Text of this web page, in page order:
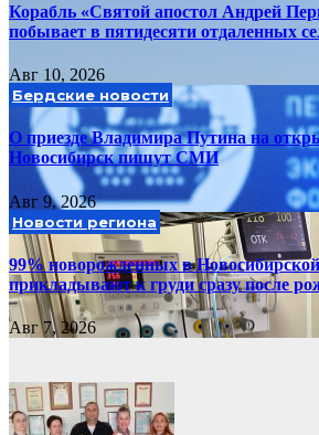
Корабль «Святой апостол Андрей
побывает в пятидесяти отдаленных
Авг 10, 2026
Бердские новости
О приезде Владимира Путина на
Новосибирск пишут СМИ
Авг 9, 2026
Новости региона
99% новорожденных в
прикладывают к груди сразу после
Авг 7, 2026